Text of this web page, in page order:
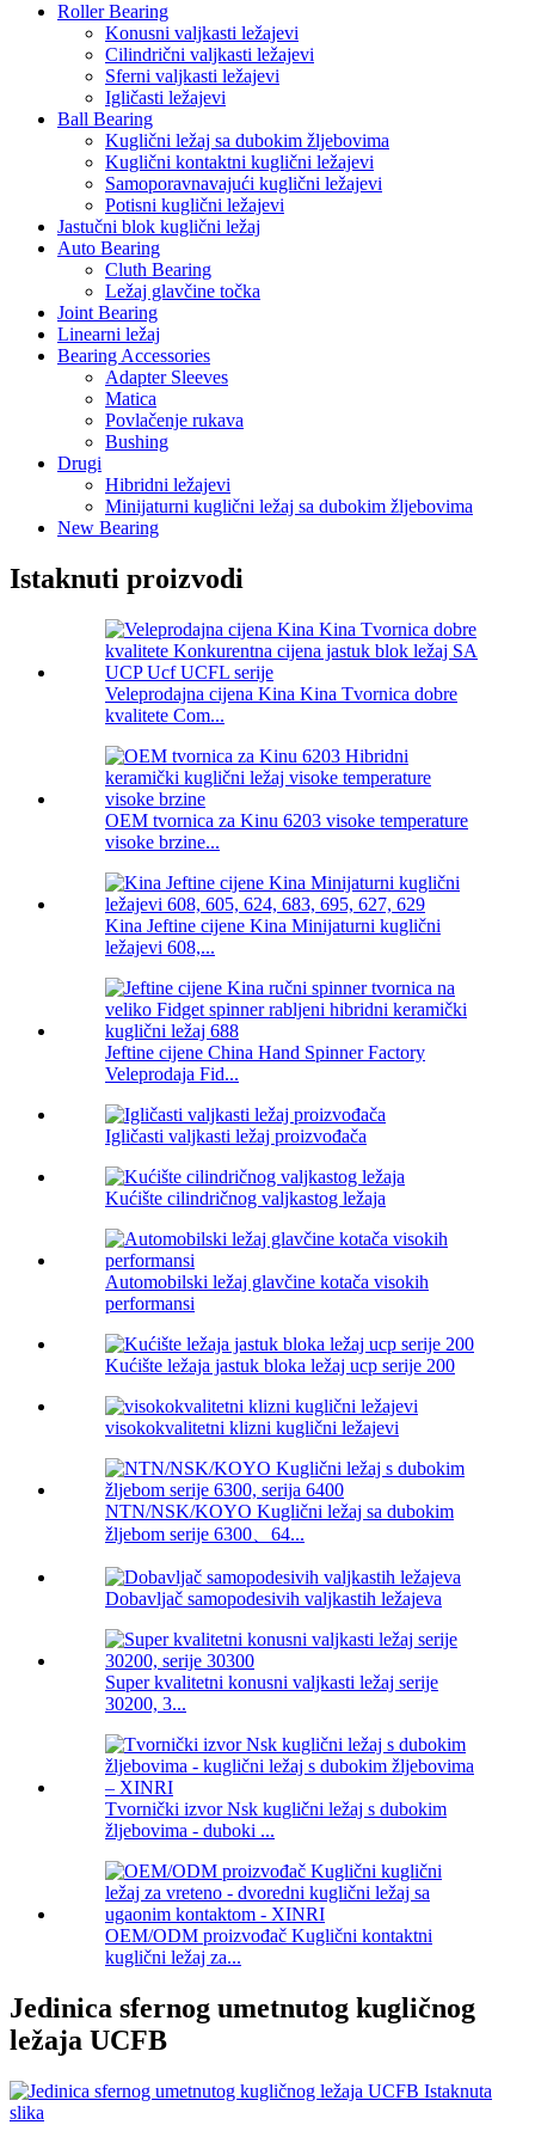
Roller Bearing
Konusni valjkasti ležajevi
Cilindrični valjkasti ležajevi
Sferni valjkasti ležajevi
Igličasti ležajevi
Ball Bearing
Kuglični ležaj sa dubokim žljebovima
Kuglični kontaktni kuglični ležajevi
Samoporavnavajući kuglični ležajevi
Potisni kuglični ležajevi
Jastučni blok kuglični ležaj
Auto Bearing
Cluth Bearing
Ležaj glavčine točka
Joint Bearing
Linearni ležaj
Bearing Accessories
Adapter Sleeves
Matica
Povlačenje rukava
Bushing
Drugi
Hibridni ležajevi
Minijaturni kuglični ležaj sa dubokim žljebovima
New Bearing
Istaknuti proizvodi
Veleprodajna cijena Kina Kina Tvornica dobre
kvalitete Com...
OEM tvornica za Kinu 6203 visoke temperature
visoke brzine...
Kina Jeftine cijene Kina Minijaturni kuglični
ležajevi 608,...
Jeftine cijene China Hand Spinner Factory
Veleprodaja Fid...
Igličasti valjkasti ležaj proizvođača
Kućište cilindričnog valjkastog ležaja
Automobilski ležaj glavčine kotača visokih
performansi
Kućište ležaja jastuk bloka ležaj ucp serije 200
visokokvalitetni klizni kuglični ležajevi
NTN/NSK/KOYO Kuglični ležaj sa dubokim
žljebom serije 6300、64...
Dobavljač samopodesivih valjkastih ležajeva
Super kvalitetni konusni valjkasti ležaj serije
30200, 3...
Tvornički izvor Nsk kuglični ležaj s dubokim
žljebovima - duboki ...
OEM/ODM proizvođač Kuglični kontaktni
kuglični ležaj za...
Jedinica sfernog umetnutog kugličnog
ležaja UCFB